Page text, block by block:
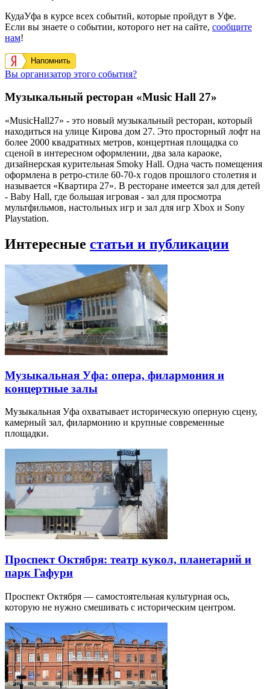
КудаУфа в курсе всех событий, которые пройдут в Уфе.
Если вы знаете о событии, которого нет на сайте, сообщите
нам!
Напомнить
Вы организатор этого события?
Музыкальный ресторан «Music Hall 27»
«MusicHall27» - это новый музыкальный ресторан, который
находиться на улице Кирова дом 27. Это просторный лофт на
более 2000 квадратных метров, концертная площадка со
сценой в интересном оформлении, два зала караоке,
дизайнерская курительная Smoky Hall. Одна часть помещения
оформлена в ретро-стиле 60-70-х годов прошлого столетия и
называется «Квартира 27». В ресторане имеется зал для детей
- Baby Hall, где большая игровая - зал для просмотра
мультфильмов, настольных игр и зал для игр Xbox и Sony
Playstation.
Интересные статьи и публикации
Музыкальная Уфа: опера, филармония и
концертные залы
Музыкальная Уфа охватывает историческую оперную сцену,
камерный зал, филармонию и крупные современные
площадки.
Проспект Октября: театр кукол, планетарий и
парк Гафури
Проспект Октября — самостоятельная культурная ось,
которую не нужно смешивать с историческим центром.